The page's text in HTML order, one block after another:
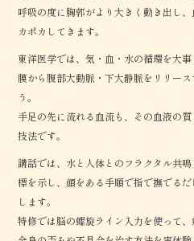
呼吸の度に胸郭がより大きく動き出し
カポカしてきます。
東洋医学では、気・血・水の循環を大
膜から腹部大動脈・下大静脈をリリー
う。
手足の先に流れる血流も、その血液の
技法です。
講話では、水と人体とのフラクタル共
標を示し、顔をある手順で指で撫でる
します。
特修では脳の螺旋ライン入力を使って、